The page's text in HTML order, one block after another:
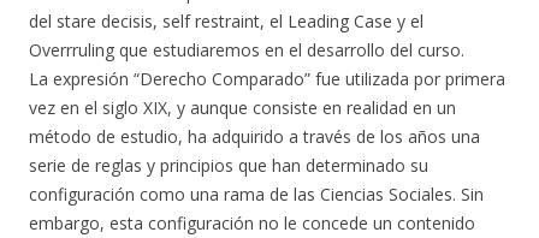
del stare decisis, self restraint, el Leading Case y el
Overrruling que estudiaremos en el desarrollo del curso.
La expresión “Derecho Comparado” fue utilizada por primera
vez en el siglo XIX, y aunque consiste en realidad en un
método de estudio, ha adquirido a través de los años una
serie de reglas y principios que han determinado su
configuración como una rama de las Ciencias Sociales. Sin
embargo, esta configuración no le concede un contenido